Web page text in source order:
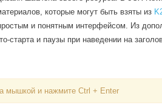
которые могут быть взяты из
и понятным интерфейсом. Из
старта и паузы при наведении на
мышкой и нажмите Ctrl + Enter